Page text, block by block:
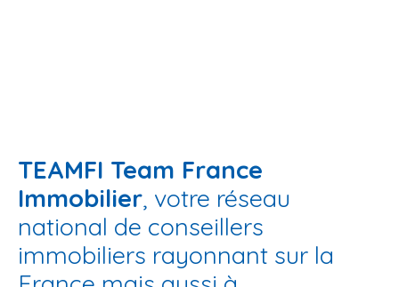
TEAMFI Team France
Immobilier, votre réseau
national de conseillers
immobiliers rayonnant sur la